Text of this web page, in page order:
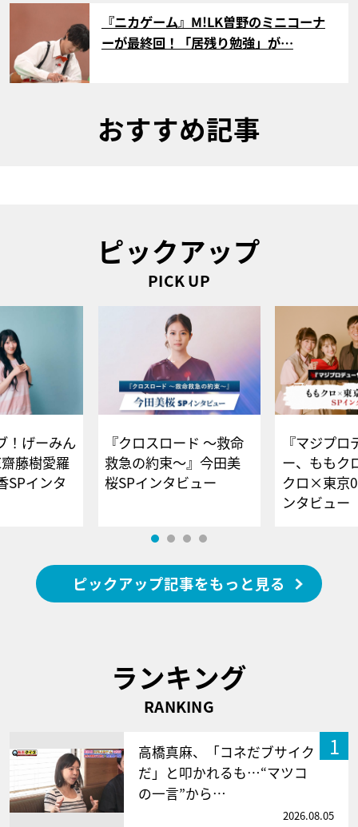
サムネイル
『ニカゲーム』M!LK曽野のミニコーナ
ーが最終回！「居残り勉強」が…
おすすめ記事
ピックアップ
PICK UP
！げーみん
藤樹愛羅
SPインタ
『クロスロード ～救命
救急の約束～』今田美
桜SPインタビュー
『マジプロ
ー、ももク
クロ×東京
ンタビュー
ピックアップ記事をもっと見る
ランキング
RANKING
1
高橋真麻、「コネだブサイク
だ」と叩かれるも…“マツコ
の一言”から…
2026.08.05